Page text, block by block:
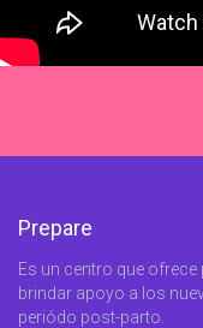
Prepare
Es un centro que
brindar apoyo a los
periódo post-parto.